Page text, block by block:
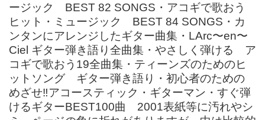
ージック BEST 82 SONGS・アコギで歌おう
ヒット・ミュージック BEST 84 SONGS・カ
ンタンにアレンジしたギター曲集・LArc〜en〜
Ciel ギター弾き語り全曲集・やさしく弾ける ア
コギで歌おう19全曲集・ティーンズのためのヒ
ットソング ギター弾き語り・初心者のための
めざせ‼︎アコースティック・ギターマン・すぐ弾
けるギターBEST100曲 2001表紙等に汚れやシ